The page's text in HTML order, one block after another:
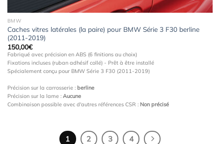
BMW
Caches vitres latérales (la paire) pour BMW Série 3 F30 berline
(2011-2019)
150,00€
Fabriqué avec précision en ABS (6 finitions au choix)
Fixations incluses (ruban adhésif collé) - Prêt à être installé
Spécialement conçu pour BMW Série 3 F30 (2011-2019)
Précision sur la carrosserie : berline
Précision sur la lame : Aucune
Combinaison possible avec d'autres références CSR : Non précisé
1 2 3 4